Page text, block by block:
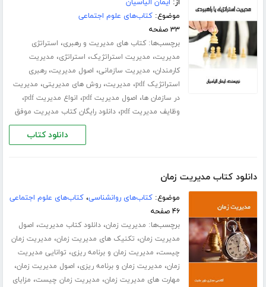
از: ایمان الیاسیان
موضوع:کتاب‌های علوم اجتماعی
۳۳ صفحه
برچسب‌ها:کتاب های مدیریت و رهبری، استراتژی
مدیریت، مدیریت استراتژیک، استراتژی، مدیریت
کارمندان، مدیریت سازمانی، اصول مدیریت،رهبری
استراتژیک pdf
، مدیریت،روش های مدیریتی، مدیریت
در سازمان ها، اصول مدیریت pdf ، انواع مدیریت pdf ،
وظایف مدیریت pdf ،دانلود رایگان کتاب مدیریت موفق
دانلود کتاب
دانلود کتاب مدیریت زمان
موضوع:کتاب‌های روانشناسی،کتاب‌های علوم اجتماعی
۴۶ صفحه
برچسب‌ها: مدیریت زمان،دانلود کتاب مدیریت، اصول
مدیریت زمان، تکنیک های مدیریت زمان، مدیریت زمان
چیست، مدیریت زمان و برنامه ریزی، توانایی مدیریت
زمان، مدیریت زمان و برنامه ریزی، اصول مدیریت زمان،
مهارت های مدیریت زمان، مدیریت زمان چیست، مزایای